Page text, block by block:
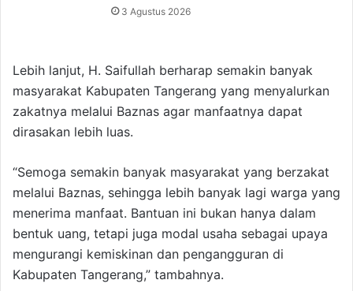
3 Agustus 2026
Lebih lanjut, H. Saifullah berharap semakin banyak
masyarakat Kabupaten Tangerang yang menyalurkan
zakatnya melalui Baznas agar manfaatnya dapat
dirasakan lebih luas.
“Semoga semakin banyak masyarakat yang berzakat
melalui Baznas, sehingga lebih banyak lagi warga yang
menerima manfaat. Bantuan ini bukan hanya dalam
bentuk uang, tetapi juga modal usaha sebagai upaya
mengurangi kemiskinan dan pengangguran di
Kabupaten Tangerang,” tambahnya.